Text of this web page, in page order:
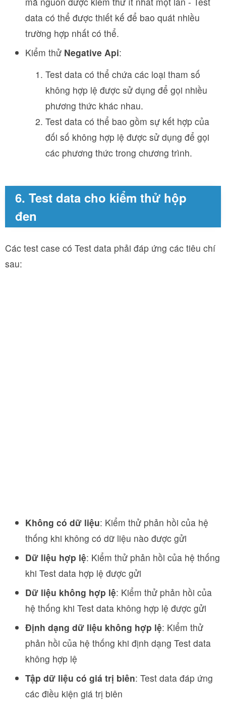
data có thể được thiết kế để bao quát nhiều
trường hợp nhất có thể.
Kiểm thử Negative Api:
Test data có thể chứa các loại tham số
không hợp lệ được sử dụng để gọi nhiều
phương thức khác nhau.
Test data có thể bao gồm sự kết hợp của
đối số không hợp lệ được sử dụng để gọi
các phương thức trong chương trình.
6. Test data cho kiểm thử hộp
đen
Các test case có Test data phải đáp ứng các tiêu chí
sau:
Không có dữ liệu: Kiểm thử phản hồi của hệ
thống khi không có dữ liệu nào được gửi
Dữ liệu hợp lệ: Kiểm thử phản hồi của hệ thống
khi Test data hợp lệ được gửi
Dữ liệu không hợp lệ: Kiểm thử phản hồi của
hệ thống khi Test data không hợp lệ được gửi
Định dạng dữ liệu không hợp lệ: Kiểm thử
phản hồi của hệ thống khi định dạng Test data
không hợp lệ
Tập dữ liệu có giá trị biên: Test data đáp ứng
các điều kiện giá trị biên